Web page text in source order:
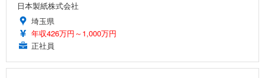
日本製紙株式会社
埼玉県
年収426万円～1,000万円
正社員